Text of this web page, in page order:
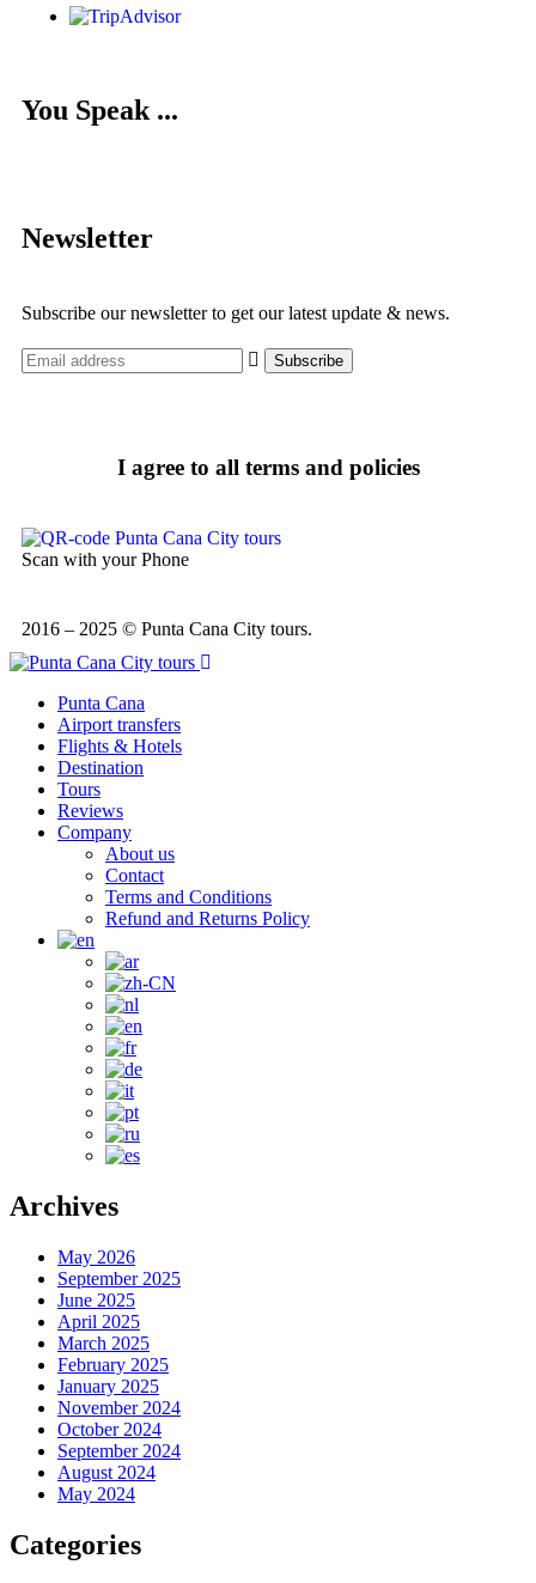
You Speak ...
Newsletter
Subscribe our newsletter to get our latest update & news.
I agree to all terms and policies
Scan with your Phone
2016 – 2025 © Punta Cana City tours.
Punta Cana
Airport transfers
Flights & Hotels
Destination
Tours
Reviews
Company
About us
Contact
Terms and Conditions
Refund and Returns Policy
Archives
May 2026
September 2025
June 2025
April 2025
March 2025
February 2025
January 2025
November 2024
October 2024
September 2024
August 2024
May 2024
Categories